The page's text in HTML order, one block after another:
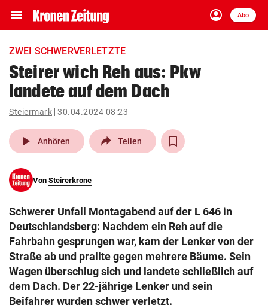
menu Navigation
ein-/ausklappen
account_circle
Anmelden
Abo
close Schließen
account_circle Anmelden
pin_drop
Wien arrow_right
search
eingeben
© Krone Multimedia GmbH & Co KG 2026
Muthgasse 2, 1190 Wien
ZWEI SCHWERVERLETZTE
Steirer wich Reh aus: Pkw
landete auf dem Dach
Steiermark 30.04.2024 08:23
play_arrow Anhören Teilen
Von Steirerkrone
Schwerer Unfall Montagabend auf der L 646 in
Deutschlandsberg: Nachdem ein Reh auf die
Fahrbahn gesprungen war, kam der Lenker von der
Straße ab und prallte gegen mehrere Bäume. Sein
Wagen überschlug sich und landete schließlich auf
dem Dach. Der 22-jährige Lenker und sein
Beifahrer wurden schwer verletzt.